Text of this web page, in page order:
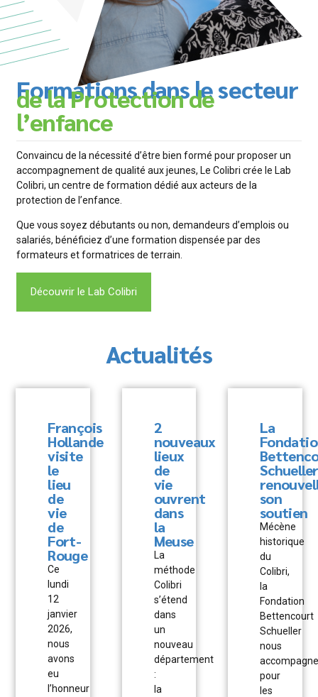
Formations dans le secteur
de la Protection de
l’enfance
Convaincu de la nécessité d’être bien formé pour proposer un
accompagnement de qualité aux jeunes, Le Colibri crée le Lab
Colibri, un centre de formation dédié aux acteurs de la
protection de l’enfance.
Que vous soyez débutants ou non, demandeurs d’emplois ou
salariés, bénéficiez d’une formation dispensée par des
formateurs et formatrices de terrain.
Découvrir le Lab Colibri
Actualités
François
Hollande
visite
le
lieu
de
vie
de
Fort-
Rouge
Ce
lundi
12
janvier
2026,
nous
avons
eu
l’honneur
2
nouveaux
lieux
de
vie
ouvrent
dans
la
Meuse
La
méthode
Colibri
s’étend
dans
un
nouveau
département
:
la
La
Schueller
son
soutien
Mécène
historique
du
Colibri,
la
Fondation
Bettencourt
Schueller
nous
accompagne​
pour
les